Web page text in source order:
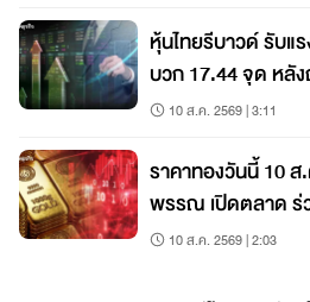
หุ้นไทยรีบาวด์ รับแ
บวก 17.44 จุด หลั
10 ส.ค. 2569 | 3:11
ราคาทองวันนี้ 10 ส.ค
พรรณ เปิดตลาด ร่
10 ส.ค. 2569 | 2:03